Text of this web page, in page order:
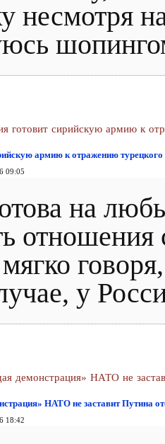
несмотря
готовит сирийскую армию к
армию к отражению
09:05
на
отношения
мягко
у
демонстрация» НАТО не
НАТО не заставит Путина
18:42